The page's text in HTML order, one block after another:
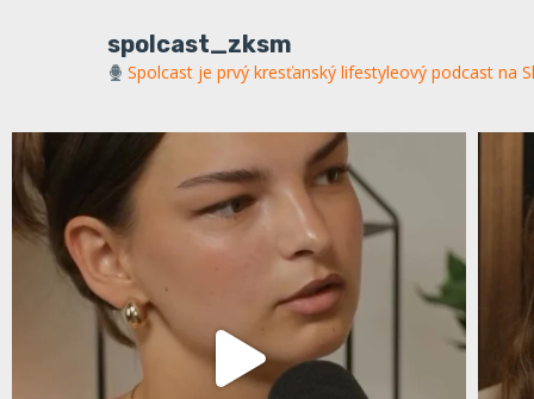
spolcast_zksm
Spolcast je prvý kresťanský lifestyleový podcast na